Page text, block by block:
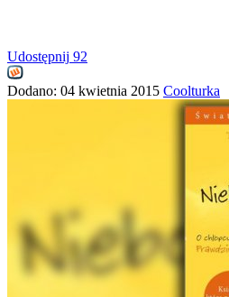
Udostępnij 92
Dodano: 04 kwietnia 2015 Coolturka